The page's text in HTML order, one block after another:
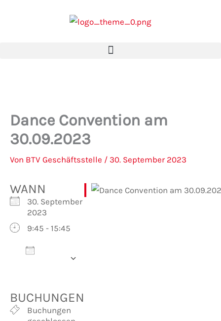
Dance Convention am
30.09.2023
Von BTV Geschäftsstelle / 30. September 2023
WANN
30. September
2023
9:45 - 15:45
Kalender
BUCHUNGEN
Buchungen